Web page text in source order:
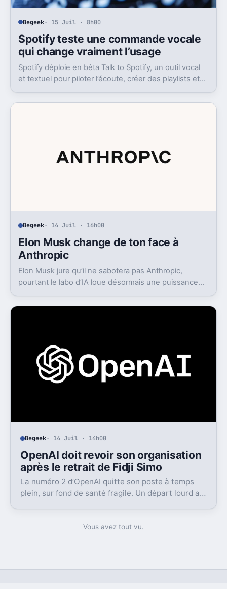
Begeek· 15 Juil · 8h00
Spotify teste une commande vocale
qui change vraiment l’usage
Spotify déploie en bêta Talk to Spotify, un outil vocal
et textuel pour piloter l’écoute, créer des playlists et
Begeek· 14 Juil · 16h00
Elon Musk change de ton face à
Anthropic
Elon Musk jure qu’il ne sabotera pas Anthropic,
pourtant le labo d’IA loue désormais une puissance
Begeek· 14 Juil · 14h00
OpenAI doit revoir son organisation
après le retrait de Fidji Simo
La numéro 2 d’OpenAI quitte son poste à temps
plein, sur fond de santé fragile. Un départ lourd au